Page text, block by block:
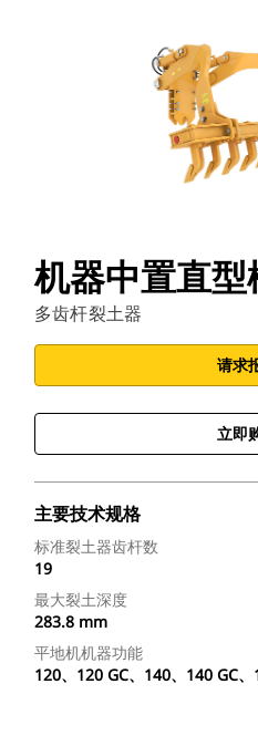
机器中置直型
多齿杆裂土器
请求
立即
主要技术规格
标准裂土器齿杆数
19
最大裂土深度
283.8 mm
平地机机器功能
120、120 GC、140、140 GC